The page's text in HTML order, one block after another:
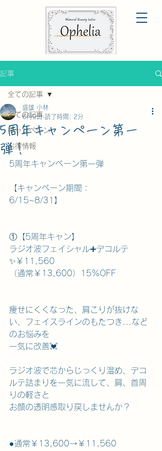
記事
全ての記事
キャンペーン
お得情報
全ての記事
5周年キャンペーン第一
弾！
盛雄 小林
6月9日 読了時間: 2分
5周年キャンペーン第一弾
【キャンペーン期間：
6/15~8/31】
①【5周年キャン】
ラジオ波フェイシャル➕️デコルテ
✨️￥11,560
（通常￥13,600）15%OFF
痩せにくくなった、肩こりが抜けな
い、フェイスラインのもたつき...など
のお悩みを
一気に改善💓
ラジオ波で芯からじっくり温め、デコ
ルテ詰まりを一気に流して、肩、首周
りの軽さと
お顔の透明感取り戻しませんか？
●通常￥13,600→￥11,560